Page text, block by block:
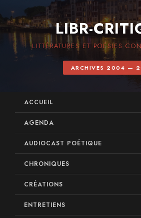
LIBR-
LITTÉRATURES ET POÉSIES
ARCHIVES 2004 —
ACCUEIL
AGENDA
AUDIOCAST POÉTIQUE
CHRONIQUES
CRÉATIONS
ENTRETIENS